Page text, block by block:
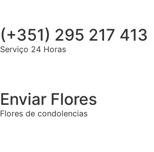
(+351) 295 217 413
Serviço 24 Horas
Enviar Flores
Flores de condolencias